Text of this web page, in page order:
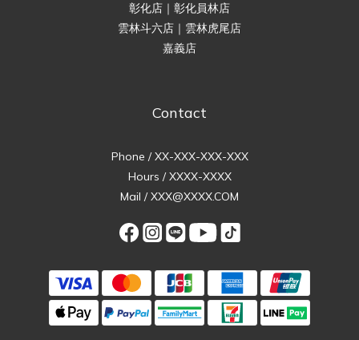
彰化店｜彰化員林店
雲林斗六店｜雲林虎尾店
嘉義店
Contact
Phone / XX-XXX-XXX-XXX
Hours / XXXX-XXXX
Mail / XXX@XXXX.COM